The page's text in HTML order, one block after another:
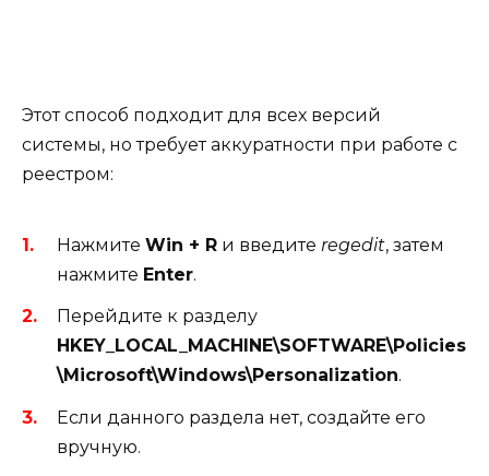
Этот способ подходит для всех версий
системы, но требует аккуратности при работе с
реестром:
Нажмите Win + R и введите regedit, затем
нажмите Enter.
Перейдите к разделу
HKEY_LOCAL_MACHINE\SOFTWARE\Policies
\Microsoft\Windows\Personalization.
Если данного раздела нет, создайте его
вручную.